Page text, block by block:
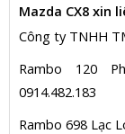
Mazda CX8 xin
Công ty TNHH
Rambo 120
0914.482.183
Rambo 698 Lạc